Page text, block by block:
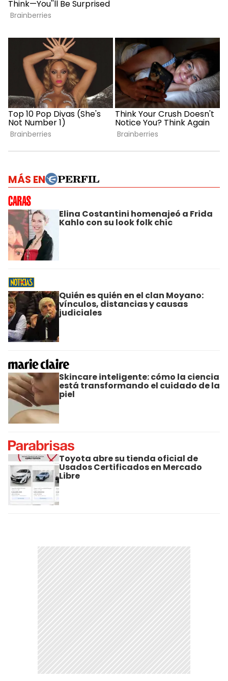
MÁS EN
Elina Costantini homenajeó a Frida
Kahlo con su look folk chic
Quién es quién en el clan Moyano:
vínculos, distancias y causas
judiciales
Skincare inteligente: cómo la ciencia
está transformando el cuidado de la
piel
Toyota abre su tienda oficial de
Usados Certificados en Mercado
Libre